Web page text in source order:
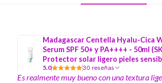
Madagascar Centella Hyalu-Cica
Serum SPF 50+ y PA++++ - 50ml
Protector solar ligero pieles
5.0 30 reseñas
Es realmente muy bueno con una textura